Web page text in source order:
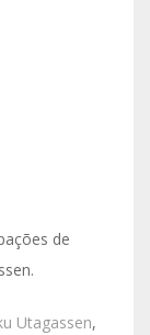
de
Utagassen,